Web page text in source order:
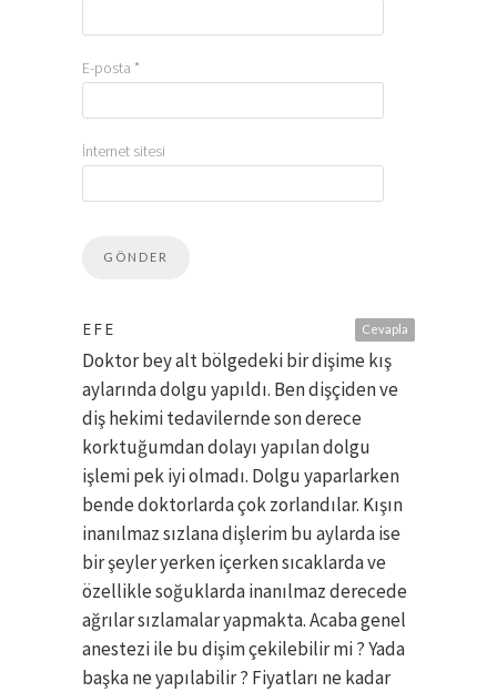
E-posta *
İnternet sitesi
Cevapla
EFE
Doktor bey alt bölgedeki bir dişime kış
aylarında dolgu yapıldı. Ben dişçiden ve
diş hekimi tedavilernde son derece
korktuğumdan dolayı yapılan dolgu
işlemi pek iyi olmadı. Dolgu yaparlarken
bende doktorlarda çok zorlandılar. Kışın
inanılmaz sızlana dişlerim bu aylarda ise
bir şeyler yerken içerken sıcaklarda ve
özellikle soğuklarda inanılmaz derecede
ağrılar sızlamalar yapmakta. Acaba genel
anestezi ile bu dişim çekilebilir mi ? Yada
başka ne yapılabilir ? Fiyatları ne kadar